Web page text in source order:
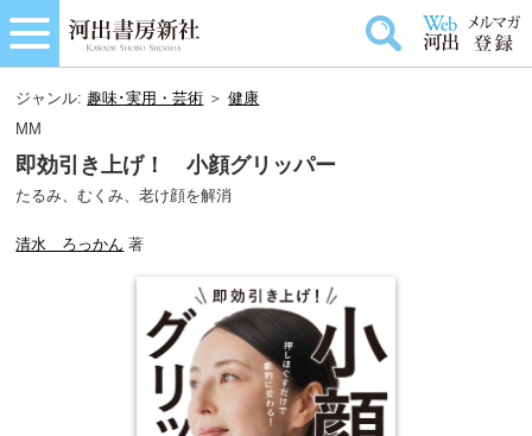
ジャンル: 趣味･実用・芸術 ＞健康
MM
即効引き上げ！ 小顔グリッパー
たるみ、むくみ、老け顔を解消
清水 ろっかん 著